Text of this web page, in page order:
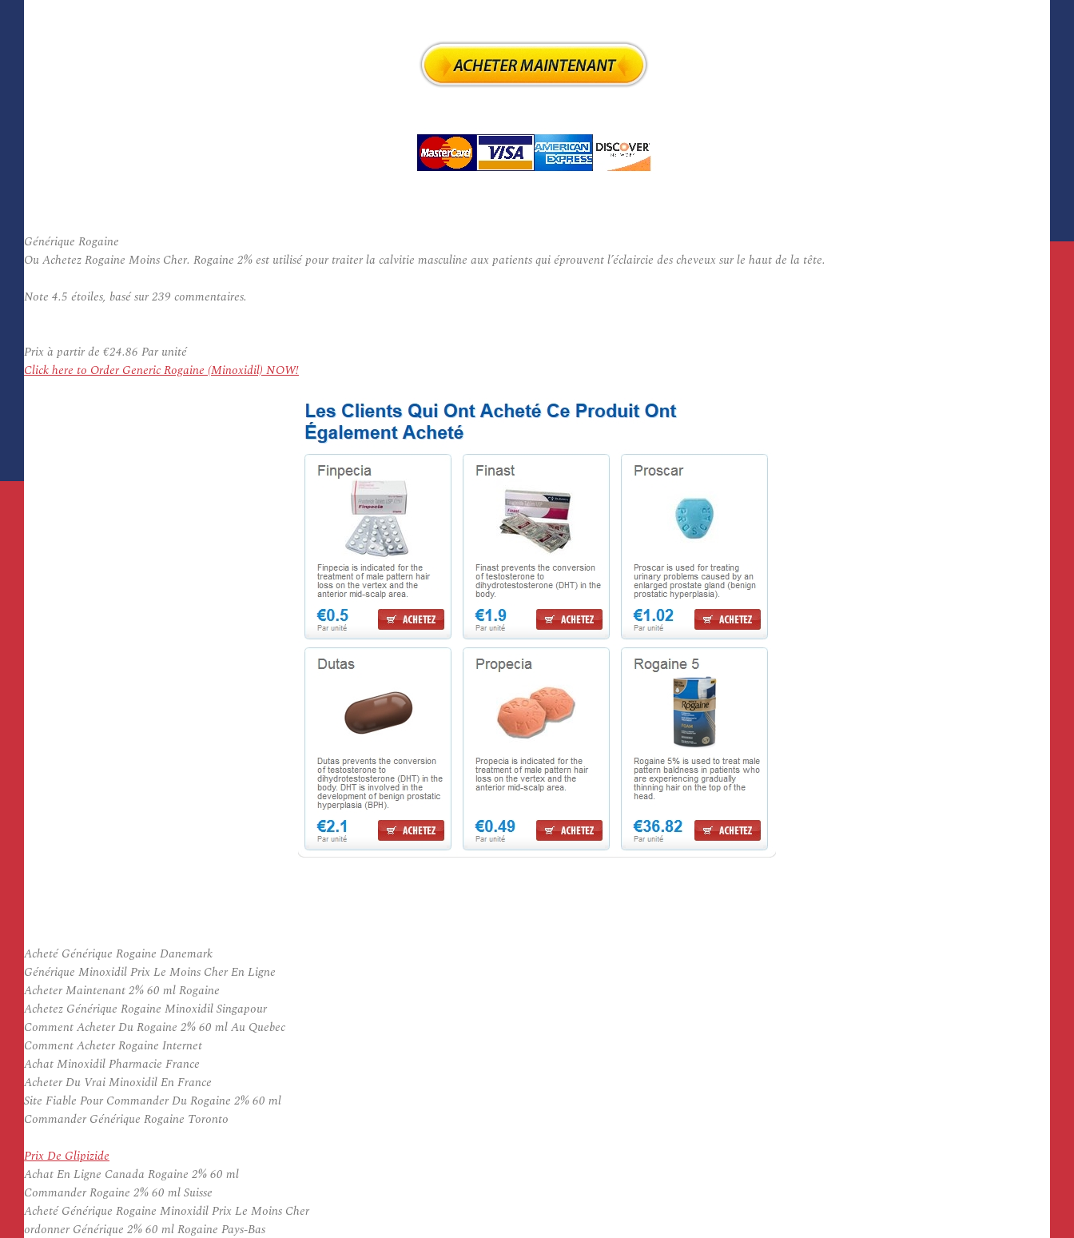
Générique Rogaine
Ou Achetez Rogaine Moins Cher. Rogaine 2% est utilisé pour traiter la calvitie masculine aux patients qui éprouvent l’éclaircie des cheveux sur le haut de la tête.
Note 4.5 étoiles, basé sur239 commentaires.
Prix à partir de €24.86 Par unité
Click here to Order Generic Rogaine (Minoxidil) NOW!
Acheté Générique Rogaine Danemark
Générique Minoxidil Prix Le Moins Cher En Ligne
Acheter Maintenant 2% 60 ml Rogaine
Achetez Générique Rogaine Minoxidil Singapour
Comment Acheter Du Rogaine 2% 60 ml Au Quebec
Comment Acheter Rogaine Internet
Achat Minoxidil Pharmacie France
Acheter Du Vrai Minoxidil En France
Site Fiable Pour Commander Du Rogaine 2% 60 ml
Commander Générique Rogaine Toronto
Prix De Glipizide
Achat En Ligne Canada Rogaine 2% 60 ml
Commander Rogaine 2% 60 ml Suisse
Acheté Générique Rogaine Minoxidil Prix Le Moins Cher
ordonner Générique 2% 60 ml Rogaine Pays-Bas